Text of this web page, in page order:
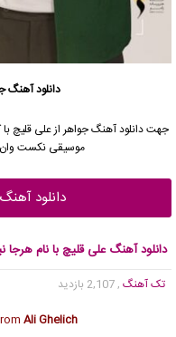
دانلود آهنگ
موسیقی نکست وان
دانلود
دانلود آهنگ علی قلیچ با نام هرجا
تک آهنگ , 2,107 بازدید
Ali Ghelich